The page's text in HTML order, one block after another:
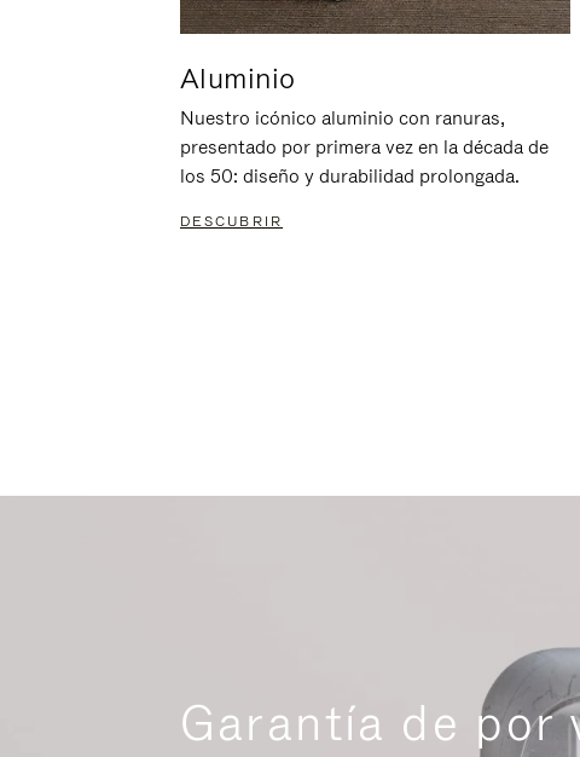
Aluminio
Nuestro icónico aluminio con ranuras,
presentado por primera vez en la década de
los 50: diseño y durabilidad prolongada.
DESCUBRIR
Garantía de por